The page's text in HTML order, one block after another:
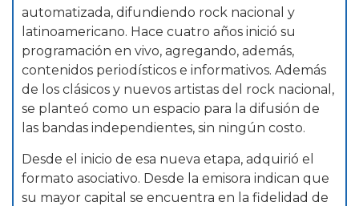
automatizada, difundiendo rock nacional y
latinoamericano. Hace cuatro años inició su
programación en vivo, agregando, además,
contenidos periodísticos e informativos. Además
de los clásicos y nuevos artistas del rock nacional,
se planteó como un espacio para la difusión de
las bandas independientes, sin ningún costo.
Desde el inicio de esa nueva etapa, adquirió el
formato asociativo. Desde la emisora indican que
su mayor capital se encuentra en la fidelidad de